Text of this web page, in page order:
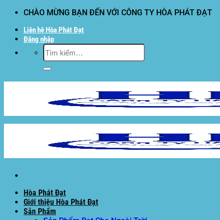
dung
CHÀO MỪNG BẠN ĐẾN VỚI CÔNG TY HÒA PHÁT ĐẠT
Liên hệ Hòa Phát Đạt
Đăng nhập
Tìm
kiếm:
Hòa Phát Đạt
Giới thiệu Hòa Phát Đạt
Sản Phẩm